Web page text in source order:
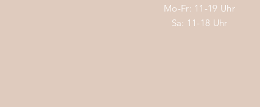
Mo-Fr: 11-19 Uhr
Sa: 11-18 Uhr